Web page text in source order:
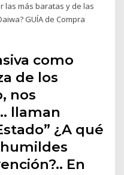
las más baratas y de las
GUÍA de Compra
como
de los
nos
llaman
¿A qué
En